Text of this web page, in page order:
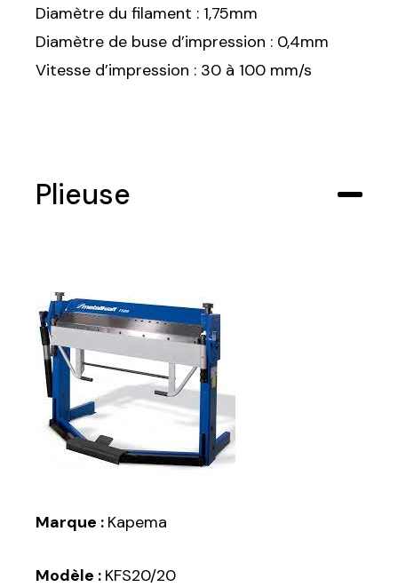
Diamètre du filament : 1,75mm
Diamètre de buse d’impression : 0,4mm
Vitesse d’impression : 30 à 100 mm/s
Plieuse
Marque : Kapema
Modèle : KFS20/20